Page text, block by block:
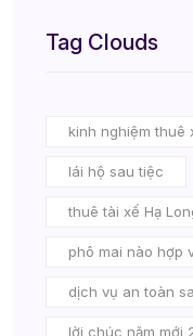
Tag Clouds
kinh nghiệm thuê
lái hộ sau tiệc
thuê tài xế Hạ
phô mai nào hợp
dịch vụ an toàn
lời chúc năm mới